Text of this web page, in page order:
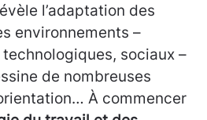
l’adaptation des
environnements –
sociaux –
de nombreuses
À commencer